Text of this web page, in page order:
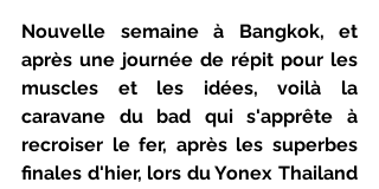
Nouvelle semaine à Bangkok, et
après une journée de répit pour les
muscles et les idées, voilà la
caravane du bad qui s'apprête à
recroiser le fer, après les superbes
finales d'hier, lors du Yonex Thailand